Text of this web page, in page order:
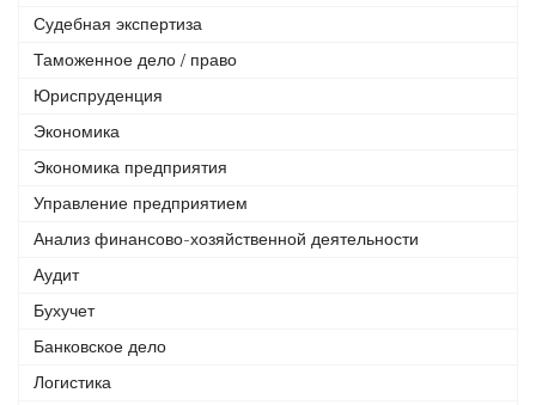
Судебная экспертиза
Таможенное дело / право
Юриспруденция
Экономика
Экономика предприятия
Управление предприятием
Анализ финансово-хозяйственной деятельности
Аудит
Бухучет
Банковское дело
Логистика